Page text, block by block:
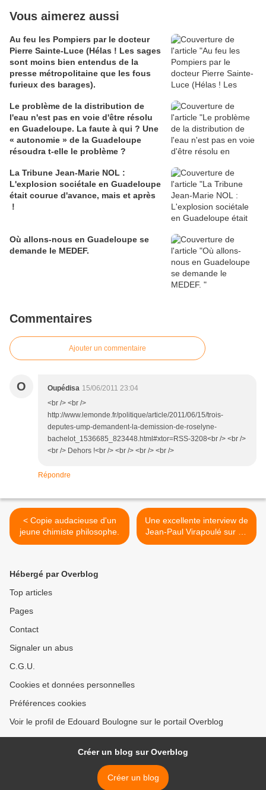
Vous aimerez aussi
Au feu les Pompiers par le docteur
Pierre Sainte-Luce (Hélas ! Les sages
sont moins bien entendus de la
presse métropolitaine que les fous
furieux des barages).
Le problème de la distribution de
l'eau n'est pas en voie d'être résolu
en Guadeloupe. La faute à qui ? Une
« autonomie » de la Guadeloupe
résoudra t-elle le problème ?
La Tribune Jean-Marie NOL :
L'explosion sociétale en Guadeloupe
était courue d'avance, mais et après
!
Où allons-nous en Guadeloupe se
demande le MEDEF.
Commentaires
Ajouter un commentaire
O Oupédisa 15/06/2011 23:04
<br /> <br />
http://www.lemonde.fr/politique/article/2011/06/15/trois-
deputes-ump-demandent-la-demission-de-roselyne-
bachelot_1536685_823448.html#xtor=RSS-3208<br /> <br />
<br /> Dehors !<br /> <br /> <br /> <br />
Répondre
< Copie audacieuse d'un
jeune chimiste philosophe.
Une excellente interview de
Jean-Paul Virapoulé sur un
sujet qui nous concerne. >
Hébergé par Overblog
Top articles
Pages
Contact
Signaler un abus
C.G.U.
Cookies et données personnelles
Préférences cookies
Voir le profil de Edouard Boulogne sur le portail Overblog
Créer un blog sur Overblog
Créer un blog